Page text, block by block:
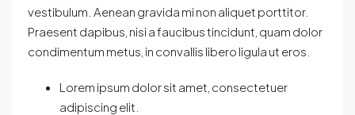
vestibulum. Aenean gravida mi non aliquet porttitor.
Praesent dapibus, nisi a faucibus tincidunt, quam dolor
condimentum metus, in convallis libero ligula ut eros.
Lorem ipsum dolor sit amet, consectetuer
adipiscing elit.